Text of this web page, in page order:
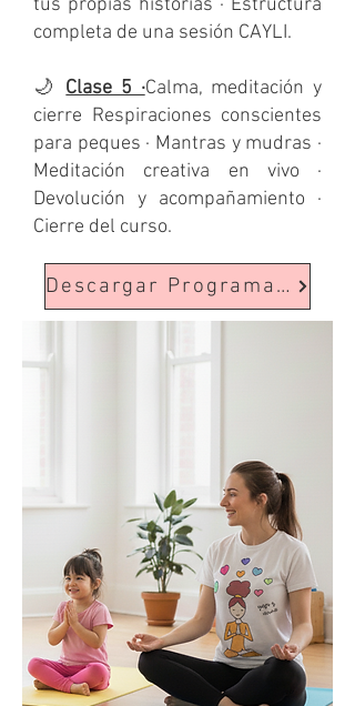
tus propias historias · Estructura
completa de una sesión CAYLI.
🌙Clase 5 ·Calma, meditación y
cierre Respiraciones conscientes
para peques · Mantras y mudras ·
Meditación creativa en vivo ·
Devolución y acompañamiento ·
Cierre del curso.
Descargar Programa Completo